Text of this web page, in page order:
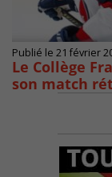
Publié le 21 février
Le Collège
son match